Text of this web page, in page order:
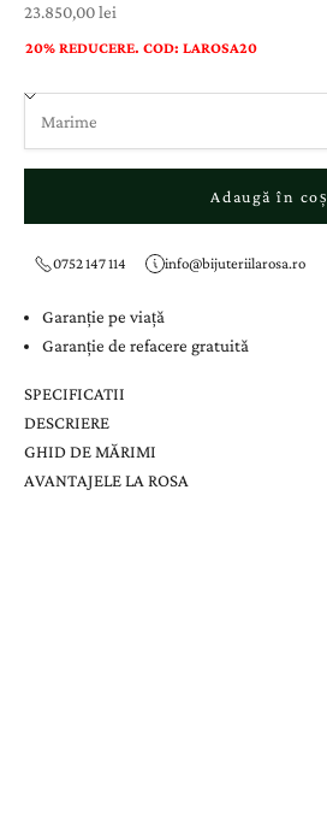
Preț cu reducere
23.850,00 lei
20% REDUCERE. COD: LAROSA20
Adaugă în coș
0752 147 114 info@bijuteriilarosa.ro
Garanție pe viață
Garanție de refacere gratuită
SPECIFICATII
DESCRIERE
GHID DE MĂRIMI
AVANTAJELE LA ROSA